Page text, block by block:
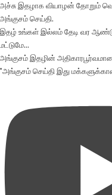
இதழாக வியாழன் தோறும்
செய்தி.
உங்கள் இல்லம் தேடி வர
இதழின் அதிகாரபூர்வமான
செய்தி இது